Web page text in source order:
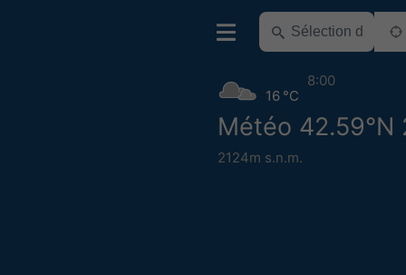
Météo 42.59°N
2124m s.n.m.
16 °C
8:00